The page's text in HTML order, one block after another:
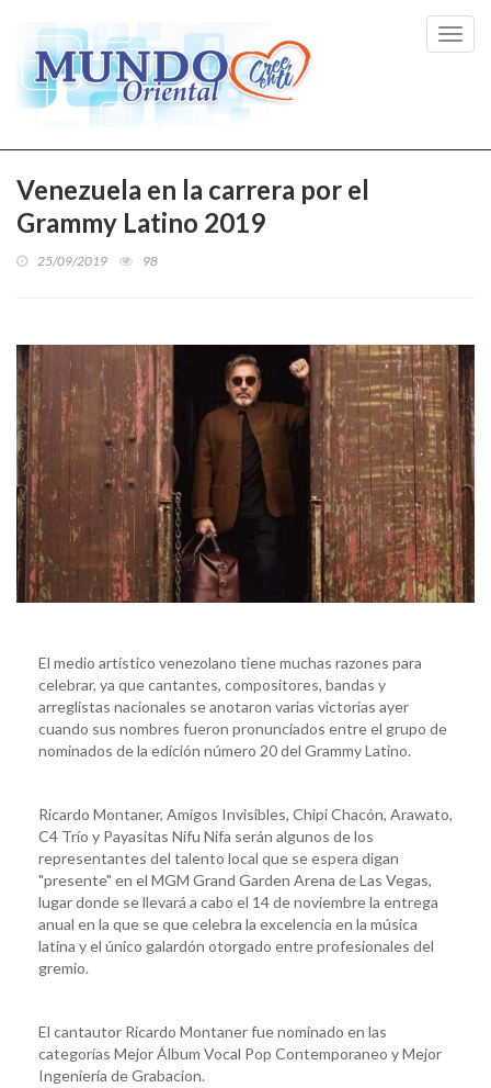
Venezuela en la carrera por el
Grammy Latino 2019
25/09/2019 98
El medio artístico venezolano tiene muchas razones para
celebrar, ya que cantantes, compositores, bandas y
arreglistas nacionales se anotaron varias victorias ayer
cuando sus nombres fueron pronunciados entre el grupo de
nominados de la edición número 20 del Grammy Latino.
Ricardo Montaner, Amigos Invisibles, Chipi Chacón, Arawato,
C4 Trío y Payasitas Nifu Nifa serán algunos de los
representantes del talento local que se espera digan
"presente" en el MGM Grand Garden Arena de Las Vegas,
lugar donde se llevará a cabo el 14 de noviembre la entrega
anual en la que se que celebra la excelencia en la música
latina y el único galardón otorgado entre profesionales del
gremio.
El cantautor Ricardo Montaner fue nominado en las
categorías Mejor Álbum Vocal Pop Contemporaneo y Mejor
Ingeniería de Grabacion.